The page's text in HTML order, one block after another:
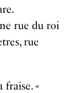
rue du roi
rue
fraise. «